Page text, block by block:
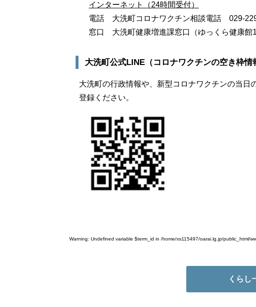
インターネット（24時間受付）
電話 大洗町コロナワクチン相談電話 029-
窓口 大洗町健康増進課窓口（ゆっくら健康館
大洗町公式LINE（コロナワクチンの空き枠情
大洗町の行政情報や、新型コロナワクチンの当
登録ください。
Warning: Undefined variable $term_id in /home/xs115497/oarai.lg.jp/public_html/
くらし